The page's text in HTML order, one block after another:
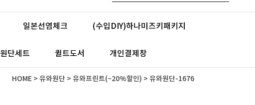
일본선염체크 (수입DIY)하나미즈키패키지
원단세트 퀼트도서 개인결제창
HOME > 유와원단 > 유와프린트(~20%할인) > 유와원단-1676